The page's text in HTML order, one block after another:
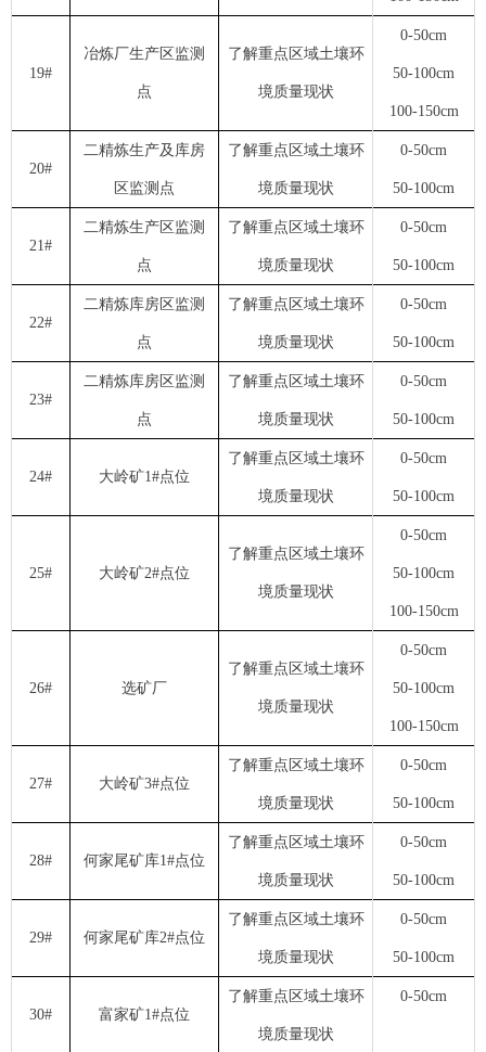
19#
冶炼厂生产区监测
点
了解重点区域土壤环
境质量现状
0-50cm
50-100cm
100-150cm
20#
二精炼生产及库房
区监测点
了解重点区域土壤环
境质量现状
0-50cm
50-100cm
21#
二精炼生产区监测
点
了解重点区域土壤环
境质量现状
0-50cm
50-100cm
22#
二精炼库房区监测
点
了解重点区域土壤环
境质量现状
0-50cm
50-100cm
23#
二精炼库房区监测
点
了解重点区域土壤环
境质量现状
0-50cm
50-100cm
24# 大岭矿1#点位
了解重点区域土壤环
境质量现状
0-50cm
50-100cm
25# 大岭矿2#点位
了解重点区域土壤环
境质量现状
0-50cm
50-100cm
100-150cm
26# 选矿厂
了解重点区域土壤环
境质量现状
0-50cm
50-100cm
100-150cm
27# 大岭矿3#点位
了解重点区域土壤环
境质量现状
0-50cm
50-100cm
28# 何家尾矿库1#点位
了解重点区域土壤环
境质量现状
0-50cm
50-100cm
29# 何家尾矿库2#点位
了解重点区域土壤环
境质量现状
0-50cm
50-100cm
30# 富家矿1#点位
了解重点区域土壤环
境质量现状
0-50cm